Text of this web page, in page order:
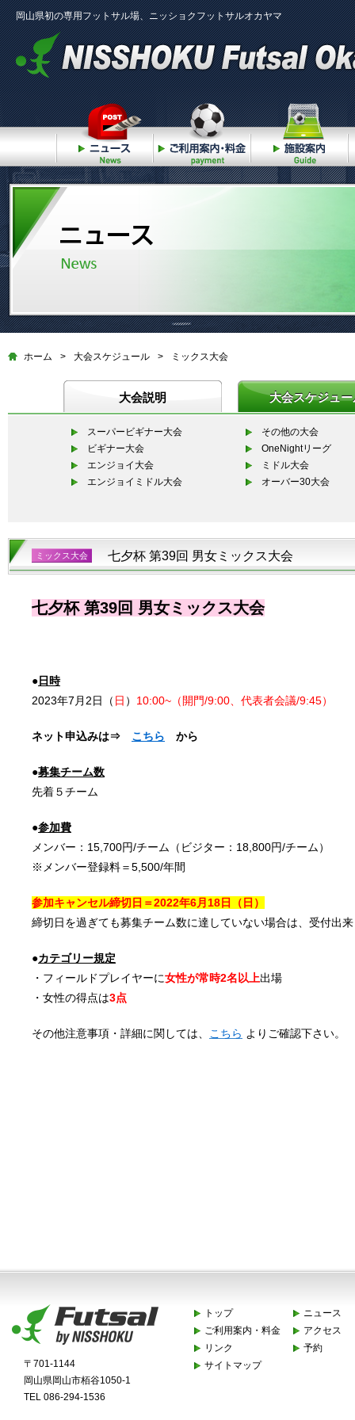
岡山県初の専用フットサル場、ニッショクフットサルオカヤマ
ニュース ご利用案内・料金
ホーム > 大会スケジュール > ミックス大会
大会説明 大会スケジュー
スーパービギナー大会
ビギナー大会
エンジョイ大会
エンジョイミドル大会
その他の大会
OneNightリーグ
ミドル大会
オーバー30大会
ミックス大会 七夕杯 第39回 男女ミックス大会
七夕杯 第39回 男女ミックス大会
●日時
2023年7月2日（ 日 ） 10:00~（開門/9:00、代表者会議/9:45）
ネット申込みは⇒ こちら から
●募集チーム数
先着５チーム
●参加費
メンバー：15,700円/チーム（ビジター：18,800円/チーム）
※メンバー登録料＝5,500/年間
参加キャンセル締切日＝2022年6月18日
（日）
締切日を過ぎても募集チーム数に達していない場合は、受付出
●カテゴリー規定
・フィールドプレイヤーに女性が常時2名以上出場
・女性の得点は3点
その他注意事項・詳細に関しては、 こちら よりご確認下さい。
〒701-1144
岡山県岡山市栢谷1050-1
TEL 086-294-1536
トップ
ニュース
ご利用案内・料金
アクセス
リンク
予約
サイトマップ